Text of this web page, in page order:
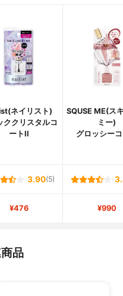
ネイリスト)
ククリスタルコ
ートII
SQUSE ME(ス
ミー)
グロッシー
3.90(5)
¥476 ¥990
品